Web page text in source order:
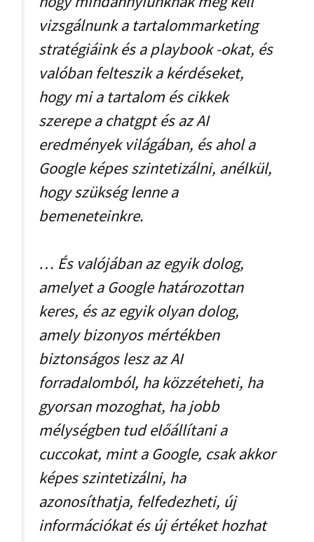
vizsgálnunk a tartalommarketing
stratégiáink és a playbook -okat, és
valóban felteszik a kérdéseket,
hogy mi a tartalom és cikkek
szerepe a chatgpt és az AI
eredmények világában, és ahol a
Google képes szintetizálni, anélkül,
hogy szükség lenne a
bemeneteinkre.
… És valójában az egyik dolog,
amelyet a Google határozottan
keres, és az egyik olyan dolog,
amely bizonyos mértékben
biztonságos lesz az AI
forradalomból, ha közzéteheti, ha
gyorsan mozoghat, ha jobb
mélységben tud előállítani a
cuccokat, mint a Google, csak akkor
képes szintetizálni, ha
azonosíthatja, felfedezheti, új
információkat és új értéket hozhat